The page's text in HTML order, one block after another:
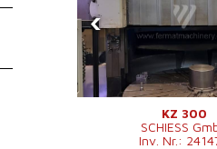
‹
KZ 300
SCHIESS
Inv. Nr.: